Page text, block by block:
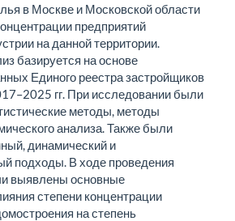
в Москве и Московской области
предприятий
на данной территории.
базируется на основе
Единого реестра застройщиков
гг. При исследовании были
методы, методы
анализа. Также были
динамический и
подходы. В ходе проведения
выявлены основные
степени концентрации
на степень